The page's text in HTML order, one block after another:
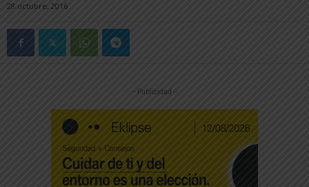
28 octubre, 2016
-- Publicidad --